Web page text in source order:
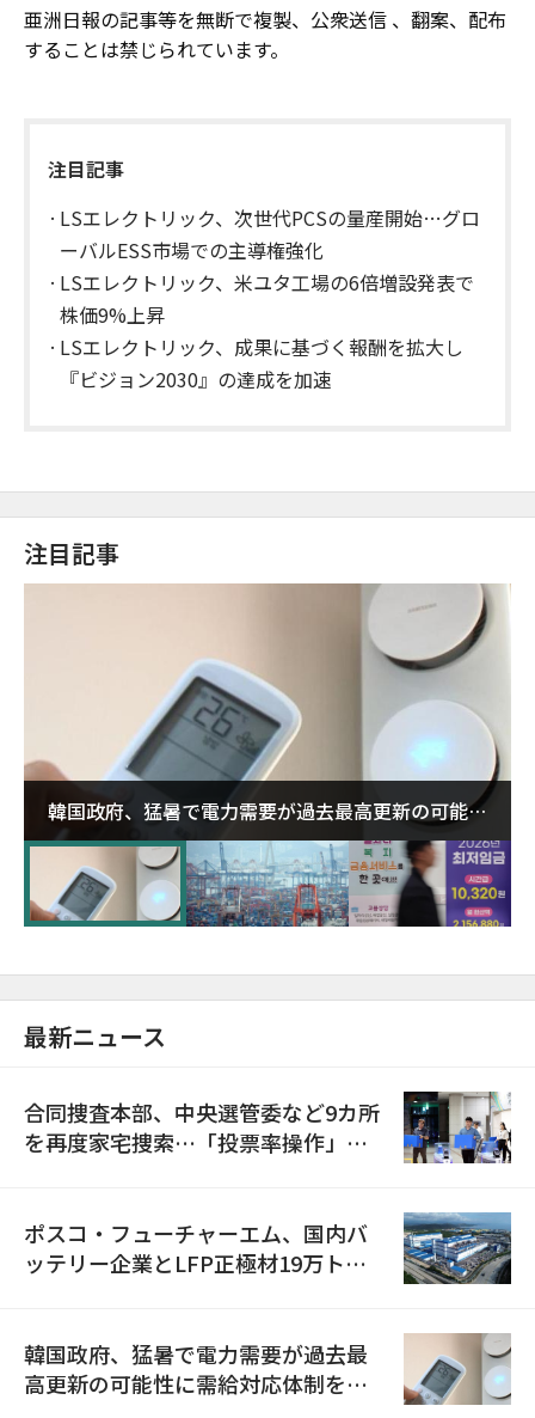
亜洲日報の記事等を無断で複製、公衆送信 、翻案、配布
することは禁じられています。
注目記事
LSエレクトリック、次世代PCSの量産開始…グロ
ーバルESS市場での主導権強化
LSエレクトリック、米ユタ工場の6倍増設発表で
株価9%上昇
LSエレクトリック、成果に基づく報酬を拡大し
『ビジョン2030』の達成を加速
注目記事
韓国政府、猛暑で電力需要が過去最高更新の可能性
に需給対応体制を点検
最新ニュース
合同捜査本部、中央選管委など9カ所
を再度家宅捜索…「投票率操作」の
ポスコ・フューチャーエム、国内バ
ッテリー企業とLFP正極材19万トン
韓国政府、猛暑で電力需要が過去最
高更新の可能性に需給対応体制を点